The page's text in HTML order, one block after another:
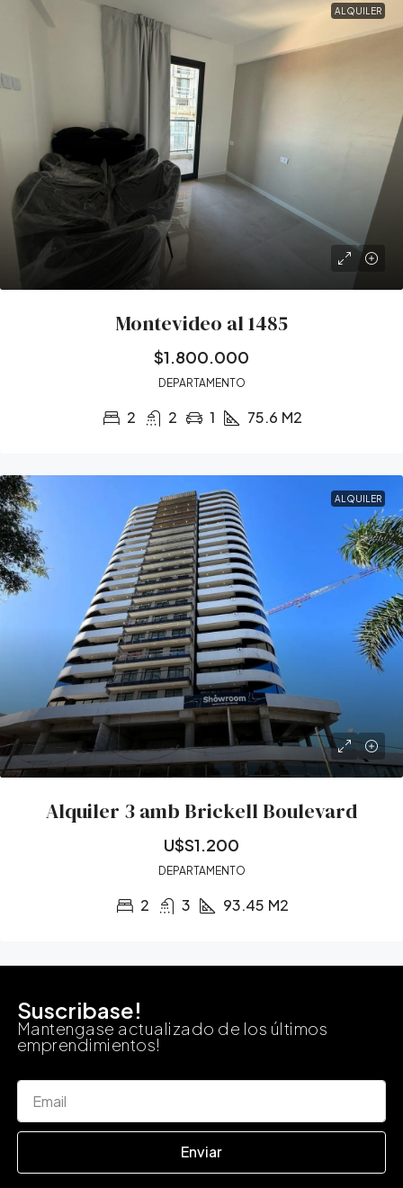
ALQUILER
Montevideo al 1485
$1.800.000
DEPARTAMENTO
2 2 1 75.6 M2
ALQUILER
Alquiler 3 amb Brickell Boulevard
U$S1.200
DEPARTAMENTO
2 3 93.45 M2
Suscribase!
Mantengase actualizado de los últimos
emprendimientos!
Enviar